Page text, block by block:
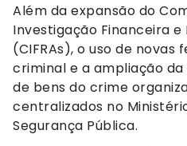
Além da expansão do
Investigação Financeira
(CIFRAs), o uso de
criminal e a ampliação
de bens do crime
centralizados no
Segurança Pública.